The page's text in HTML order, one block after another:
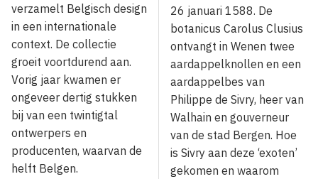
verzamelt Belgisch design
in een internationale
context. De collectie
groeit voortdurend aan.
Vorig jaar kwamen er
ongeveer dertig stukken
bij van een twintigtal
ontwerpers en
producenten, waarvan de
helft Belgen.
26 januari 1588. De
botanicus Carolus Clusius
ontvangt in Wenen twee
aardappelknollen en een
aardappelbes van
Philippe de Sivry, heer van
Walhain en gouverneur
van de stad Bergen. Hoe
is Sivry aan deze ‘exoten’
gekomen en waarom